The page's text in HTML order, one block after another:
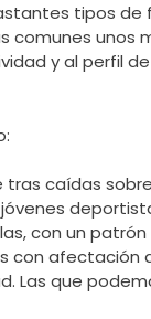
tipos de
comunes unos
y al perfil
tras caídas
con un
con afectación
Las que